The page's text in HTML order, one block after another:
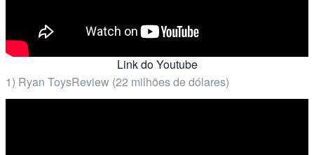
Link do Youtube
1) Ryan ToysReview (22 milhões de dólares)